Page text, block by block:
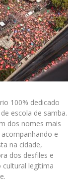
100% dedicado
escola de samba.
dos nomes mais
e
na cidade,
dos desfiles e
legítima